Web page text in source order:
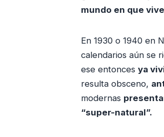
mundo en que
En 1930 o 1940 en
calendarios aún se
ese entonces ya
resulta obsceno,
modernas
“super-natural”.